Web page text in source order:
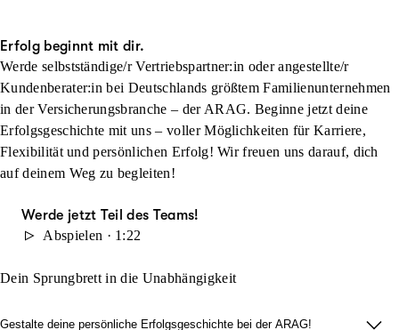
Erfolg beginnt mit dir.
Werde selbstständige/r Vertriebspartner:in oder angestellte/r
Kundenberater:in bei Deutschlands größtem Familienunternehmen
in der Versicherungsbranche – der ARAG. Beginne jetzt deine
Erfolgsgeschichte mit uns – voller Möglichkeiten für Karriere,
Flexibilität und persönlichen Erfolg! Wir freuen uns darauf, dich
auf deinem Weg zu begleiten!
Werde jetzt Teil des Teams!
Abspielen · 1:22
Dein Sprungbrett in die Unabhängigkeit
Gestalte deine persönliche Erfolgsgeschichte bei der ARAG!